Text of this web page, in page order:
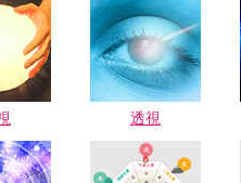
透視